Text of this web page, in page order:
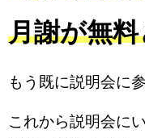
月謝が無
もう既に説明会に
これから説明会に